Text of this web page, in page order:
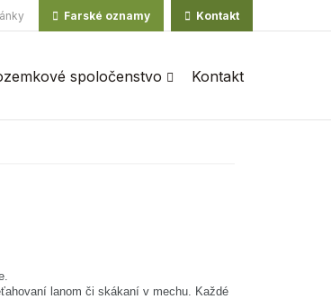
Farské oznamy Kontakt
spoločenstvo Kontakt
lanom či skákaní v mechu. Každé